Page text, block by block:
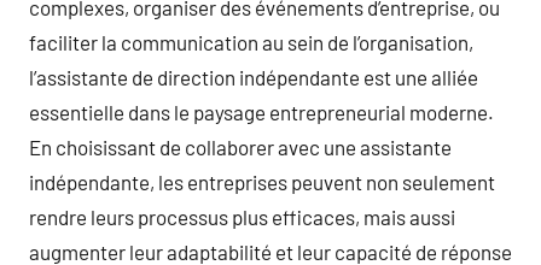
complexes, organiser des événements d’entreprise, ou
faciliter la communication au sein de l’organisation,
l’assistante de direction indépendante est une alliée
essentielle dans le paysage entrepreneurial moderne.
En choisissant de collaborer avec une assistante
indépendante, les entreprises peuvent non seulement
rendre leurs processus plus efficaces, mais aussi
augmenter leur adaptabilité et leur capacité de réponse